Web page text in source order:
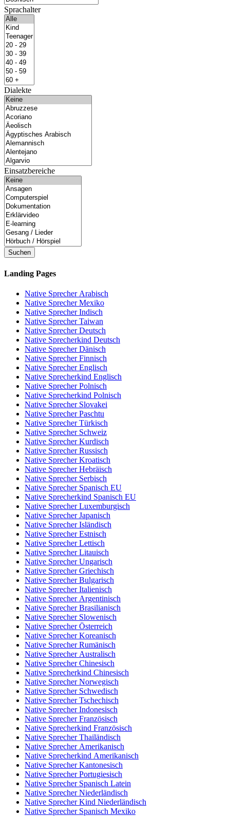
Sprachalter
Dialekte
Einsatzbereiche
Suchen
Landing Pages
Native Sprecher Arabisch
Native Sprecher Mexiko
Native Sprecher Indisch
Native Sprecher Taiwan
Native Sprecher Deutsch
Native Sprecherkind Deutsch
Native Sprecher Dänisch
Native Sprecher Finnisch
Native Sprecher Englisch
Native Sprecherkind Englisch
Native Sprecher Polnisch
Native Sprecherkind Polnisch
Native Sprecher Slovakei
Native Sprecher Paschtu
Native Sprecher Türkisch
Native Sprecher Schweiz
Native Sprecher Kurdisch
Native Sprecher Russisch
Native Sprecher Kroatisch
Native Sprecher Hebräisch
Native Sprecher Serbisch
Native Sprecher Spanisch EU
Native Sprecherkind Spanisch EU
Native Sprecher Luxemburgisch
Native Sprecher Japanisch
Native Sprecher Isländisch
Native Sprecher Estnisch
Native Sprecher Lettisch
Native Sprecher Litauisch
Native Sprecher Ungarisch
Native Sprecher Griechisch
Native Sprecher Bulgarisch
Native Sprecher Italienisch
Native Sprecher Argentinisch
Native Sprecher Brasilianisch
Native Sprecher Slowenisch
Native Sprecher Österreich
Native Sprecher Koreanisch
Native Sprecher Rumänisch
Native Sprecher Australisch
Native Sprecher Chinesisch
Native Sprecherkind Chinesisch
Native Sprecher Norwegisch
Native Sprecher Schwedisch
Native Sprecher Tschechisch
Native Sprecher Indonesisch
Native Sprecher Französisch
Native Sprecherkind Französisch
Native Sprecher Thailändisch
Native Sprecher Amerikanisch
Native Sprecherkind Amerikanisch
Native Sprecher Kantonesisch
Native Sprecher Portugiesisch
Native Sprecher Spanisch Latein
Native Sprecher Niederländisch
Native Sprecher Kind Niederländisch
Native Sprecher Spanisch Mexiko